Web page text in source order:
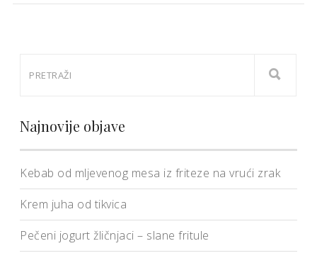
Najnovije objave
Kebab od mljevenog mesa iz friteze na vrući zrak
Krem juha od tikvica
Pečeni jogurt žličnjaci – slane fritule